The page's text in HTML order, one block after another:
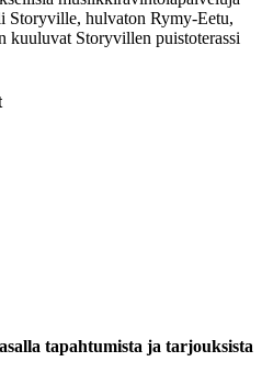
Storyville, hulvaton Rymy-Eetu,
kuuluvat Storyvillen puistoterassi
tapahtumista ja tarjouksista